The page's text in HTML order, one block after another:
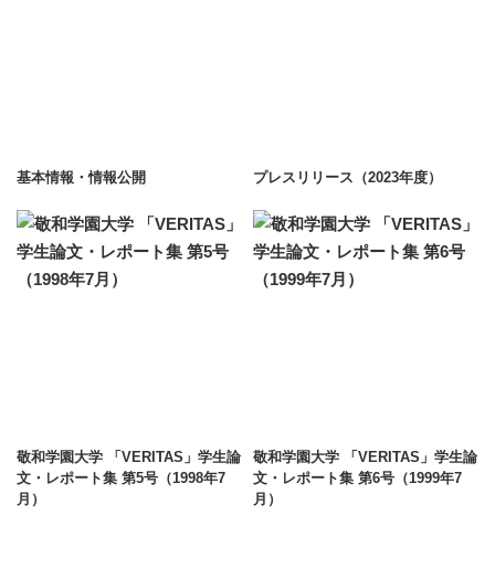
基本情報・情報公開 プレスリリース（2023年度）
敬和学園大学 「VERITAS」学生論
文・レポート集 第5号（1998年7
月）
敬和学園大学 「VERITAS」学生論
文・レポート集 第6号（1999年7
月）